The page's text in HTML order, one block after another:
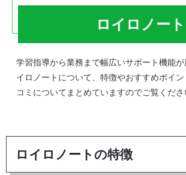
ロイロノート
学習指導から業務まで幅広いサポート機能
イロノートについて、特徴やおすすめポイ
コミについてまとめていますのでご覧くださ
ロイロノートの特徴